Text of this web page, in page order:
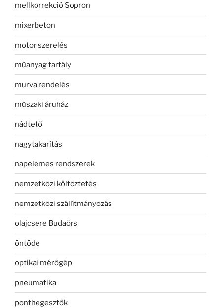
mellkorrekció Sopron
mixerbeton
motor szerelés
műanyag tartály
murva rendelés
műszaki áruház
nádtető
nagytakarítás
napelemes rendszerek
nemzetközi költöztetés
nemzetközi szállítmányozás
olajcsere Budaörs
öntöde
optikai mérőgép
pneumatika
ponthegesztők